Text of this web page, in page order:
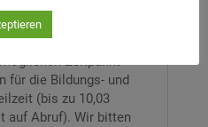
Haus Dachau
Studienzentrum
Zeitpunkt
für die Bildungs- und
(bis zu 10,03
auf Abruf). Wir bitten